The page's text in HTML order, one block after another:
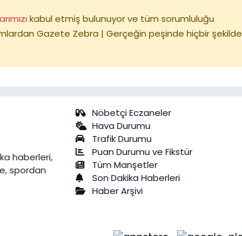
kabul etmiş bulunuyor ve tüm sorumluluğu
Gazete Zebra | Gerçeğin peşinde hiçbir şekilde
haberleri,
spordan
Nöbetçi Eczaneler
Hava Durumu
Trafik Durumu
Puan Durumu ve Fikstür
Tüm Manşetler
Son Dakika Haberleri
Haber Arşivi